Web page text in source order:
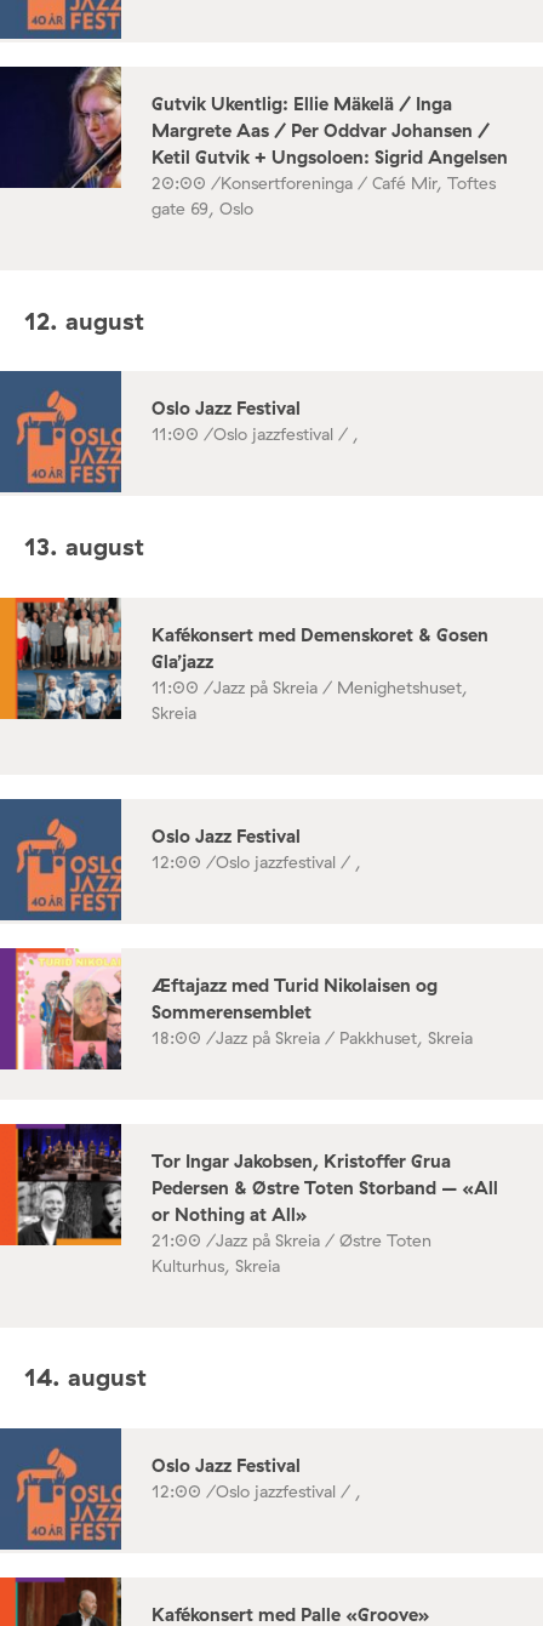
Gutvik Ukentlig: Ellie Mäkelä / Inga
Margrete Aas / Per Oddvar Johansen /
Ketil Gutvik + Ungsoloen: Sigrid Angelsen
20:00 /Konsertforeninga / Café Mir, Toftes
gate 69, Oslo
12. august
Oslo Jazz Festival
11:00 /Oslo jazzfestival / ,
13. august
Kafékonsert med Demenskoret & Gosen
Gla’jazz
11:00 /Jazz på Skreia / Menighetshuset,
Skreia
Oslo Jazz Festival
12:00 /Oslo jazzfestival / ,
Æftajazz med Turid Nikolaisen og
Sommerensemblet
18:00 /Jazz på Skreia / Pakkhuset, Skreia
Tor Ingar Jakobsen, Kristoffer Grua
Pedersen & Østre Toten Storband – «All
or Nothing at All»
21:00 /Jazz på Skreia / Østre Toten
Kulturhus, Skreia
14. august
Oslo Jazz Festival
12:00 /Oslo jazzfestival / ,
Kafékonsert med Palle «Groove»